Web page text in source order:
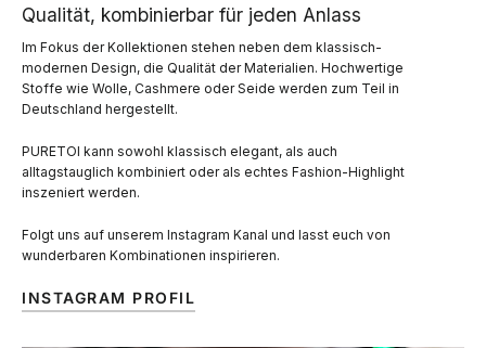
Qualität, kombinierbar für jeden Anlass
Im Fokus der Kollektionen stehen neben dem klassisch-
modernen Design, die Qualität der Materialien. Hochwertige
Stoffe wie Wolle, Cashmere oder Seide werden zum Teil in
Deutschland hergestellt.
PURETOI kann sowohl klassisch elegant, als auch
alltagstauglich kombiniert oder als echtes Fashion-Highlight
inszeniert werden.
Folgt uns auf unserem Instagram Kanal und lasst euch von
wunderbaren Kombinationen inspirieren.
INSTAGRAM PROFIL